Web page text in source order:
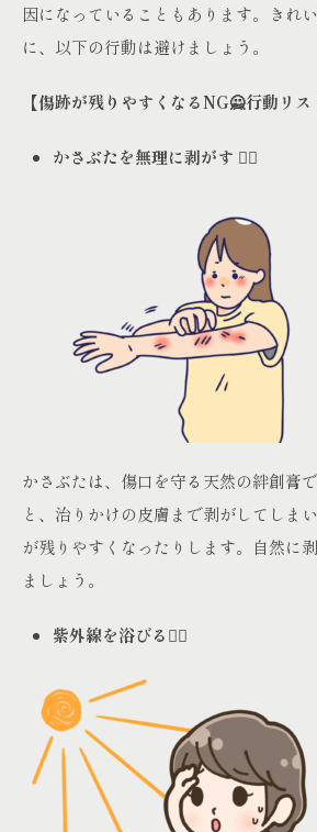
因になっていることもあります。きれ
に、以下の行動は避けましょう。
【傷跡が残りやすくなるNG🙅行動リス
かさぶたを無理に剥がす 🙅‍♀️
かさぶたは、傷口を守る天然の絆創膏
と、治りかけの皮膚まで剥がしてしま
が残りやすくなったりします。自然に
ましょう。
紫外線を浴びる🙅‍♀️